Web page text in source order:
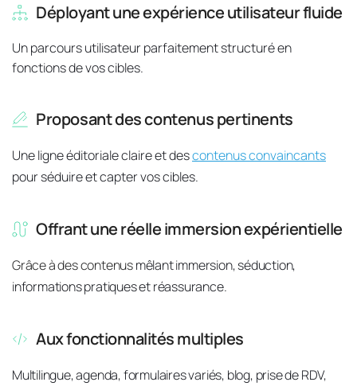
Déployant une expérience utilisateur fluide
Un parcours utilisateur parfaitement structuré en
fonctions de vos cibles.
Proposant des contenus pertinents
Une ligne éditoriale claire et des contenus convaincants
pour séduire et capter vos cibles.
Offrant une réelle immersion expérientielle
Grâce à des contenus mêlant immersion, séduction,
informations pratiques et réassurance.
Aux fonctionnalités multiples
Multilingue, agenda, formulaires variés, blog, prise de RDV,